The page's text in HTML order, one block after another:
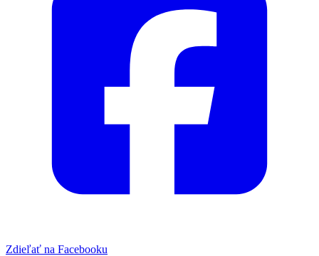
Zdieľať na Facebooku